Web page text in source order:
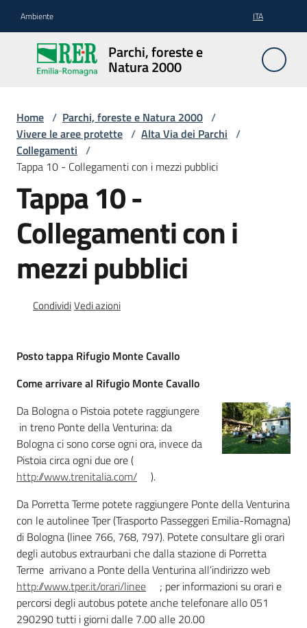
Ambiente ITA
Parchi, foreste e
Natura 2000
Parchi,
foreste
e
2000
Aree
Protette
Rete
Natura
2000
Biodiversità
Consultazione
Seguici
su
Home / Parchi, foreste e Natura 2000 /
Vivere le aree protette / Alta Via dei Parchi /
Collegamenti /
Tappa 10 - Collegamenti con i mezzi pubblici
Tappa 10 -
Collegamenti con i
mezzi pubblici
CondividiVedi azioni
Posto tappa Rifugio Monte Cavallo
Come arrivare al Rifugio Monte Cavallo
Da Bologna o Pistoia potete raggiungere
in treno Ponte della Venturina: da
Bologna ci sono corse ogni ora, invece da
Pistoia circa ogni due ore (
http://www.trenitalia.com/
).
Da Porretta Terme potete raggiungere Ponte della Venturina
con le autolinee Tper (Trasporto Passeggeri Emilia-Romagna)
di Bologna (linee 766, 768, 797). Potete consultare gli orari
degli autobus extraurbani che dalla stazione di Porretta
Terme arrivano a Ponte della Venturina all’indirizzo web
http://www.tper.it/orari/linee
; per informazioni su orari e
percorsi degli autobus potete anche telefonare allo 051
290290 tutti i giorni dalle 7.00 alle 20.00